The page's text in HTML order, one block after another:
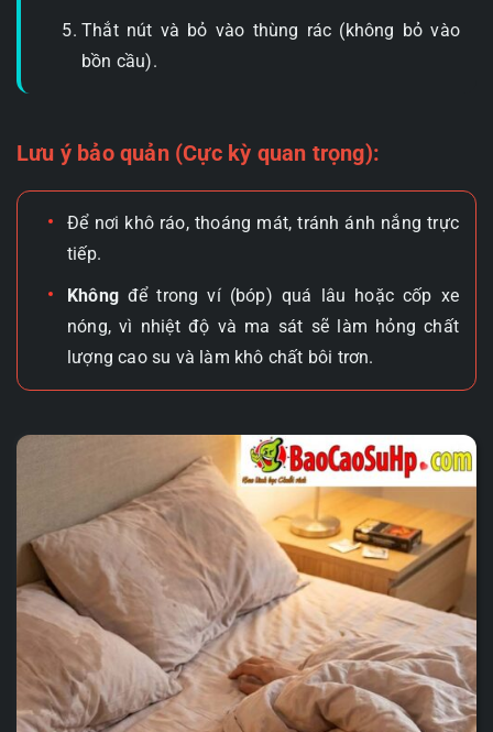
Thắt nút và bỏ vào thùng rác (không bỏ vào
bồn cầu).
Lưu ý bảo quản (Cực kỳ quan trọng):
Để nơi khô ráo, thoáng mát, tránh ánh nắng trực
tiếp.
Không để trong ví (bóp) quá lâu hoặc cốp xe
nóng, vì nhiệt độ và ma sát sẽ làm hỏng chất
lượng cao su và làm khô chất bôi trơn.